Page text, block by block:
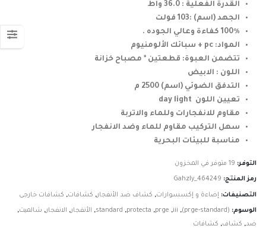
القدرة الفعلية : 36.0 واط
الجهد (اسم) :103 فولت
100٪ كفاءة وعالي الجوده .
المواد: pc + سبائك الألومنيوم
تتضمن العبوة: قطعتين * مصباح خزانة
اللون : الابيض
التدفق الضوئي (اسم) 2500 م
تعيين اللون day light
مقاوم للانفجارات وللماء والاتربة
سهل التركيب مقاوم للماء وضد الانفجار
مناسبة للبيئات البحرية
التوفر: 19 متوفر في المخزون
رمز المنتج: Gahzly_464249
التصنيفات: إضاءة و إكسسوارات, كشاف ضد الأنفجار, كشافات, كشافات خارجى
الوسوم: (prge-standard)
,
iii
,
prge
,
protecta
,
standard
, الأنفجار, الانفجار, شالميت,
ضد, كشاف, كشافات